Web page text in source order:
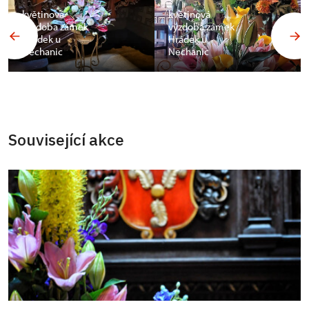
květinová
výzdoba zámek
Hrádek u
Nechanic
květinová
výzdoba zámek
Hrádek u
Nechanic
Související akce